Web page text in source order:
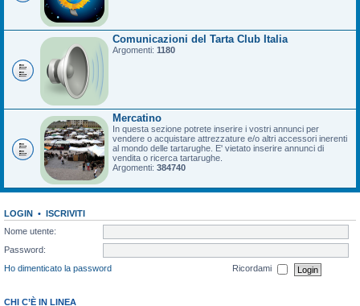
Comunicazioni del Tarta Club Italia
Argomenti: 1180
Mercatino
In questa sezione potrete inserire i vostri annunci per
vendere o acquistare attrezzature e/o altri accessori inerenti
al mondo delle tartarughe. E' vietato inserire annunci di
vendita o ricerca tartarughe.
Argomenti: 384740
LOGIN • ISCRIVITI
Nome utente:
Password:
Ho dimenticato la password
Ricordami
CHI C’È IN LINEA